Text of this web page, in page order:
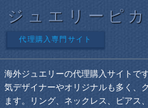
ジュエリーピカ
代理購入専門サイト
海外ジュエリーの代理購入サイトで
気デザイナーやオリジナルも多く、
ます。リング、ネックレス、ピアス